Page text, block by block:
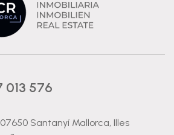
013 576
Santanyí Mallorca, Illes